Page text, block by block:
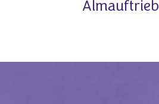
Almauftrieb